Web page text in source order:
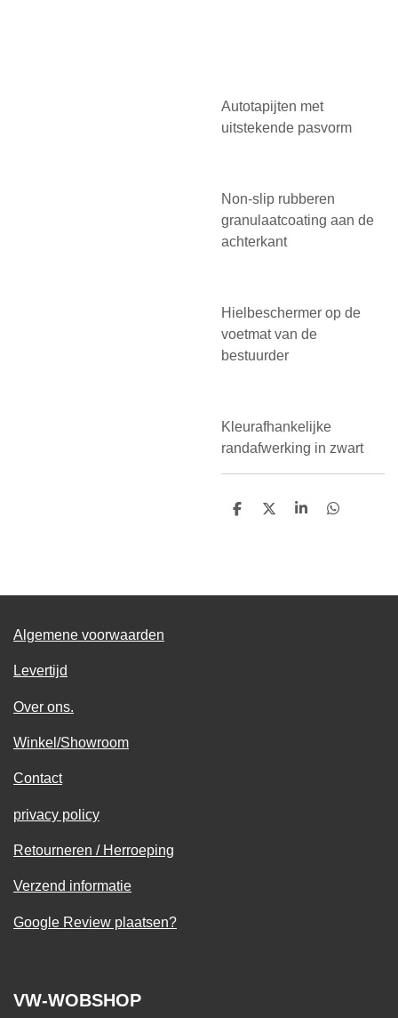
Autotapijten met
uitstekende pasvorm
Non-slip rubberen
granulaatcoating aan de
achterkant
Hielbeschermer op de
voetmat van de
bestuurder
Kleurafhankelijke
randafwerking in zwart
D
D
S
D
Algemene voorwaarden
Levertijd
Over ons.
Winkel/Showroom
Contact
privacy policy
Retourneren / Herroeping
Verzend informatie
Google Review plaatsen?
VW-WOBSHOP